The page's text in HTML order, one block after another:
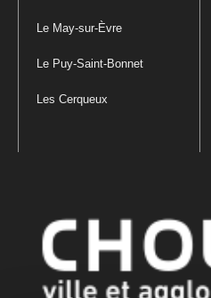
Le May-sur-Èvre
Le Puy-Saint-Bonnet
Les Cerqueux